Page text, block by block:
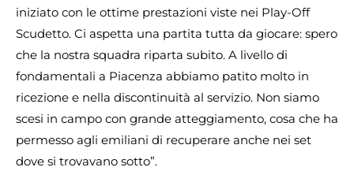
iniziato con le ottime prestazioni viste nei Play-Off
Scudetto. Ci aspetta una partita tutta da giocare: spero
che la nostra squadra riparta subito. A livello di
fondamentali a Piacenza abbiamo patito molto in
ricezione e nella discontinuità al servizio. Non siamo
scesi in campo con grande atteggiamento, cosa che ha
permesso agli emiliani di recuperare anche nei set
dove si trovavano sotto”.